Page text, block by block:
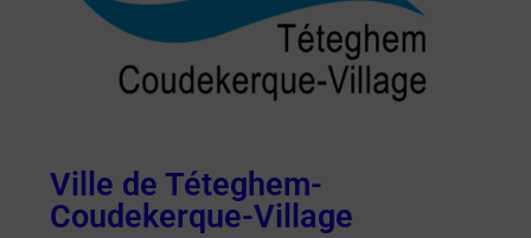
Ville de Téteghem-
Coudekerque-Village